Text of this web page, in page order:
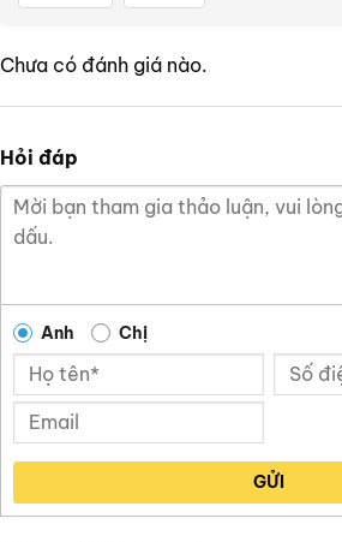
Chưa có đánh giá nào.
Hỏi đáp
Anh Chị
GỬI